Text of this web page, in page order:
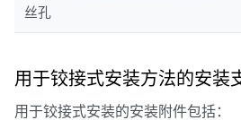
丝孔
用于铰接式安装方法的安装
用于铰接式安装的安装附件包括：